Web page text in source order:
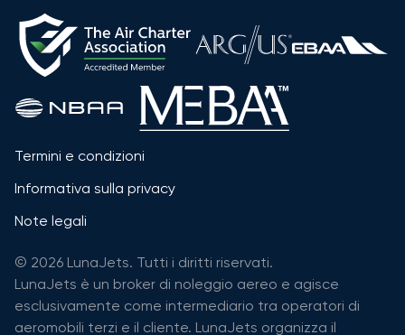
Termini e condizioni
Informativa sulla privacy
Note legali
© 2026 LunaJets. Tutti i diritti riservati.
LunaJets è un broker di noleggio aereo e agisce
esclusivamente come intermediario tra operatori di
aeromobili terzi e il cliente. LunaJets organizza il